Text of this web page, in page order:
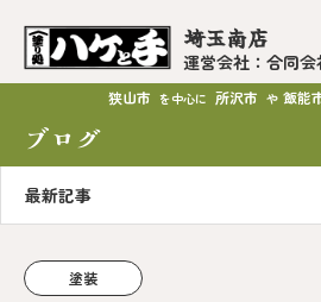
埼玉南店
運営会社：合同
狭山市 を中心に 所沢市 や 飯能
ブログ
最新記事
塗装